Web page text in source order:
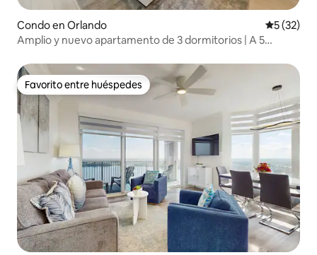
Condo en Orlando
5 (32)
Amplio y nuevo apartamento de 3 dormitorios | A 5
Favorito entre huéspedes
Favorito entre huéspedes